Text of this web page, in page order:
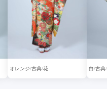
オレンジ 古典 花 白 古典